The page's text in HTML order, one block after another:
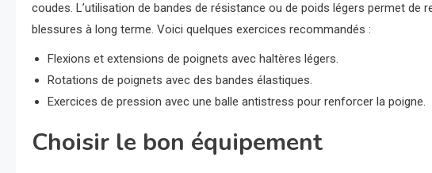
coudes. L’utilisation de bandes de résistance ou de poids légers permet
blessures à long terme. Voici quelques exercices recommandés :
Flexions et extensions de poignets avec haltères légers.
Rotations de poignets avec des bandes élastiques.
Exercices de pression avec une balle antistress pour renforcer la poigne.
Choisir le bon équipement